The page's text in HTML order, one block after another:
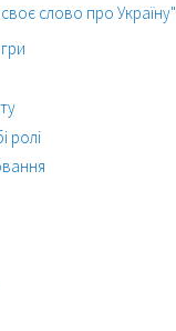
слово про Україну"
ролі